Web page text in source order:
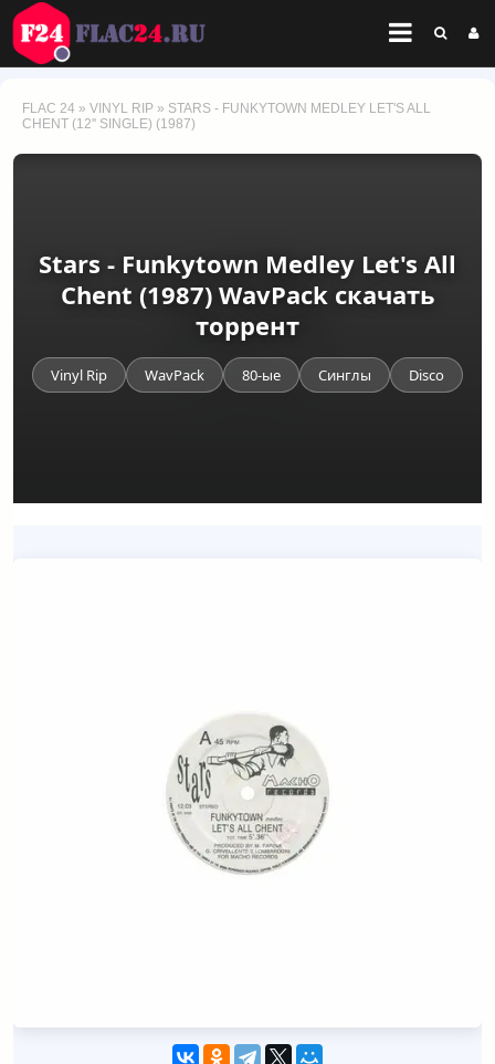
FLAC 24 » VINYL RIP » STARS - FUNKYTOWN MEDLEY LET'S ALL
CHENT (12'' SINGLE) (1987)
Stars - Funkytown Medley Let's All
Chent (1987) WavPack скачать
торрент
Vinyl Rip WavPack 80-ые Синглы Disco